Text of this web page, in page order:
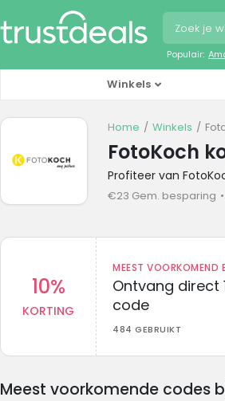
Populair:
Winkels
Home Winkels
FotoKoch
Profiteer van
€23 Gem. besparing
10%
KORTING
MEEST VOORKOMEND
Ontvang direct
code
484 GEBRUIKT
Meest voorkomende codes